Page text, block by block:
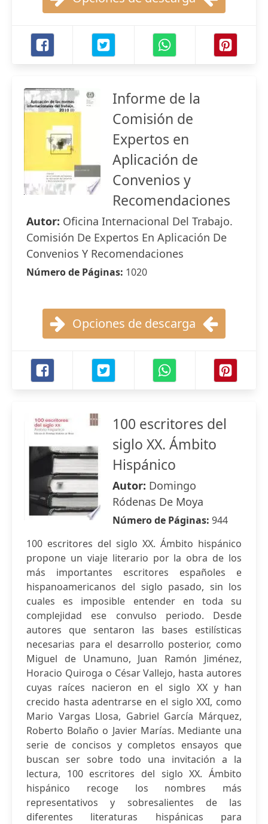
Informe de la
Comisión de
Expertos en
Aplicación de
Convenios y
Recomendaciones
Autor: Oficina Internacional Del Trabajo.
Comisión De Expertos En Aplicación De
Convenios Y Recomendaciones
Número de Páginas: 1020
Opciones de descarga
100 escritores del
siglo XX. Ámbito
Hispánico
Autor: Domingo
Ródenas De Moya
Número de Páginas: 944
100 escritores del siglo XX. Ámbito hispánico
propone un viaje literario por la obra de los
más importantes escritores españoles e
hispanoamericanos del siglo pasado, sin los
cuales es imposible entender en toda su
complejidad ese convulso periodo. Desde
autores que sentaron las bases estilísticas
necesarias para el desarrollo posterior, como
Miguel de Unamuno, Juan Ramón Jiménez,
Horacio Quiroga o César Vallejo, hasta autores
cuyas raíces nacieron en el siglo XX y han
crecido hasta adentrarse en el siglo XXI, como
Mario Vargas Llosa, Gabriel García Márquez,
Roberto Bolaño o Javier Marías. Mediante una
serie de concisos y completos ensayos que
buscan ser sobre todo una invitación a la
lectura, 100 escritores del siglo XX. Ámbito
hispánico recoge los nombres más
representativos y sobresalientes de las
diferentes literaturas hispánicas para